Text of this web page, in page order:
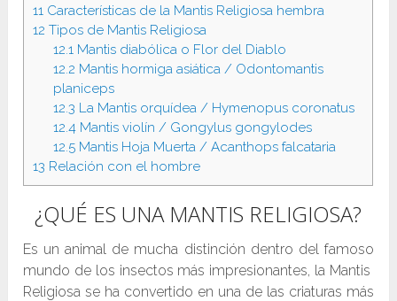
11 Características de la Mantis Religiosa hembra
12 Tipos de Mantis Religiosa
12.1Mantis diabólica o Flor del Diablo
12.2 Mantis hormiga asiática / Odontomantis
planiceps
12.3 La Mantis orquídea / Hymenopus coronatus
12.4Mantis violín / Gongylus gongylodes
12.5Mantis Hoja Muerta / Acanthops falcataria
13 Relación con el hombre
¿QUÉ ES UNA MANTIS RELIGIOSA?
Es un animal de mucha distinción dentro del famoso
mundo de los insectos más impresionantes, la Mantis
Religiosa se ha convertido en una de las criaturas más